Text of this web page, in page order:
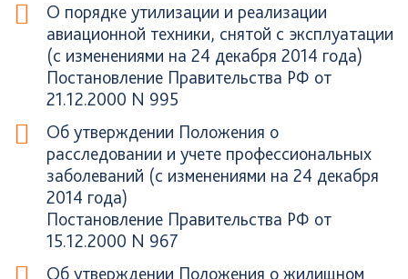
О порядке утилизации и реализации
авиационной техники, снятой с эксплуатации
(с изменениями на 24 декабря 2014 года)
Постановление Правительства РФ от
21.12.2000 N 995
Об утверждении Положения о
расследовании и учете профессиональных
заболеваний (с изменениями на 24 декабря
2014 года)
Постановление Правительства РФ от
15.12.2000 N 967
Об утверждении Положения о жилищном